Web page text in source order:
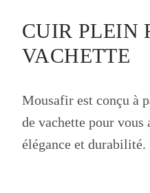
CUIR PLEIN
VACHETTE
Mousafir est conçu à
de vachette pour vous
élégance et durabilité.